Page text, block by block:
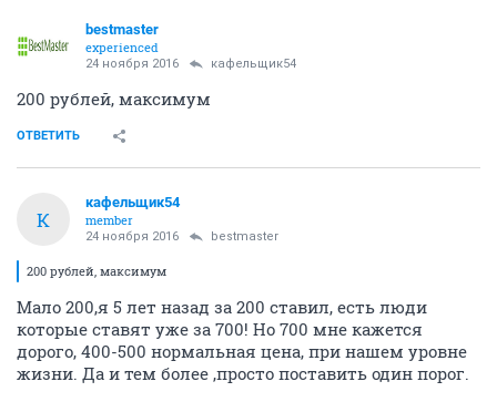
bestmaster
experienced
24 ноября 2016 кафельщик54
200 рублей, максимум
ОТВЕТИТЬ
К
кафельщик54
member
24 ноября 2016 bestmaster
200 рублей, максимум
Мало 200,я 5 лет назад за 200 ставил, есть люди
которые ставят уже за 700! Но 700 мне кажется
дорого, 400-500 нормальная цена, при нашем уровне
жизни. Да и тем более ,просто поставить один порог.